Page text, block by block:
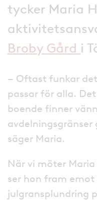
tycker Maria
Broby Gård i
– Oftast funkar
passar för alla.
boende finner
säger Maria.
När vi möter
ser hon fram
julgransplundring